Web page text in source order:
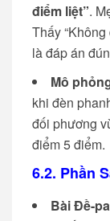
điểm liệt”.
Thấy
là đáp án
Mô
khi đèn
đối phương
điểm 5 điểm.
6.2. Phần
Bài Đề-